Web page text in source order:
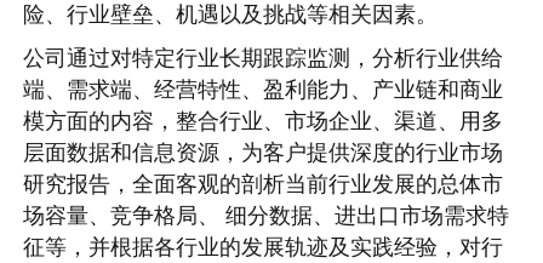
险、行业壁垒、机遇以及挑战等相关因素。
公司通过对特定行业长期跟踪监测，分析行业供给
端、需求端、经营特性、盈利能力、产业链和商业
模方面的内容，整合行业、市场企业、渠道、用多
层面数据和信息资源，为客户提供深度的行业市场
研究报告，全面客观的剖析当前行业发展的总体市
场容量、竞争格局、 细分数据、进出口市场需求特
征等，并根据各行业的发展轨迹及实践经验，对行